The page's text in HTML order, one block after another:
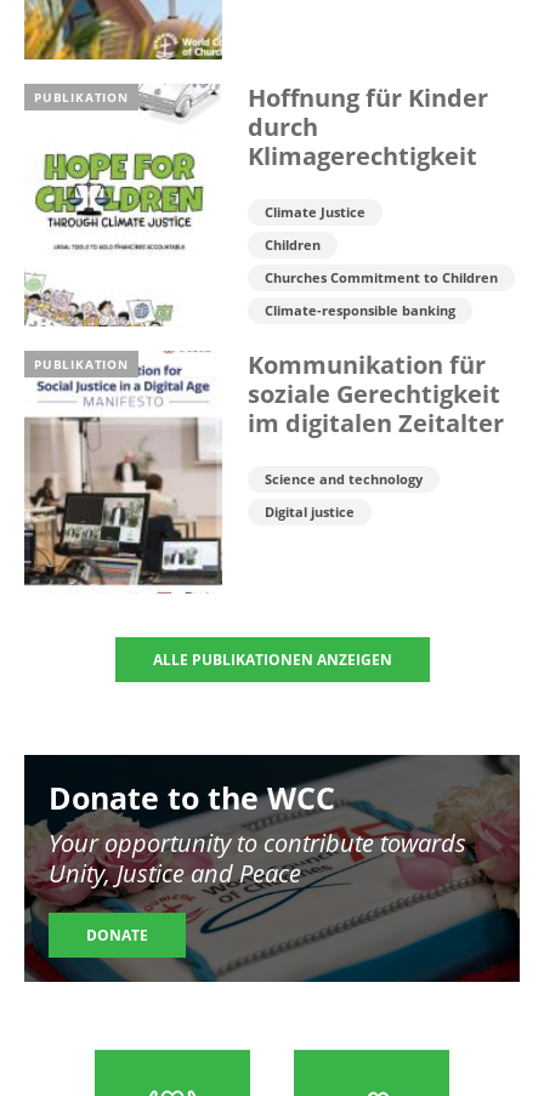
PUBLIKATION
Hoffnung für Kinder
durch
Klimagerechtigkeit
Climate Justice
Children
Churches Commitment to Children
Climate-responsible banking
PUBLIKATION
Kommunikation für
soziale Gerechtigkeit
im digitalen Zeitalter
Science and technology
Digital justice
ALLE PUBLIKATIONEN ANZEIGEN
Donate to the WCC
Your opportunity to contribute towards
Unity, Justice and Peace
DONATE